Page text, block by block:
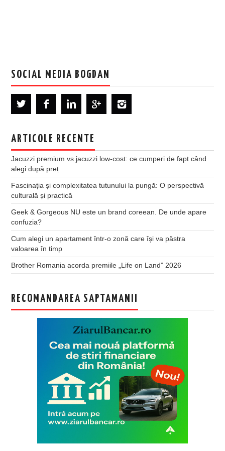
SOCIAL MEDIA BOGDAN
ARTICOLE RECENTE
Jacuzzi premium vs jacuzzi low-cost: ce cumperi de fapt când
alegi după preț
Fascinația și complexitatea tutunului la pungă: O perspectivă
culturală și practică
Geek & Gorgeous NU este un brand coreean. De unde apare
confuzia?
Cum alegi un apartament într-o zonă care își va păstra
valoarea în timp
Brother Romania acorda premiile „Life on Land” 2026
RECOMANDAREA SAPTAMANII